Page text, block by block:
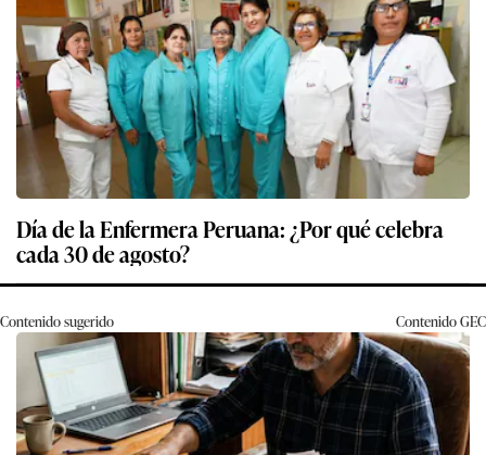
Día de la Enfermera Peruana: ¿Por qué celebra
cada 30 de agosto?
Contenido sugerido ContenidoGEC